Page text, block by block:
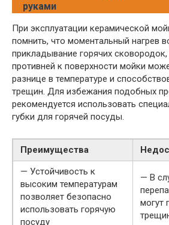
руками
При эксплуатации керамической
помнить, что моментальный нагрев
прикладывание горячих
противней к поверхности мойки
разнице в температуре и
трещин. Для избежания подобных
рекомендуется использовать
губки для горячей посуды.
Преимущества
— Устойчивость к
высоким температурам
позволяет безопасно
использовать горячую
посуду
— В
могут